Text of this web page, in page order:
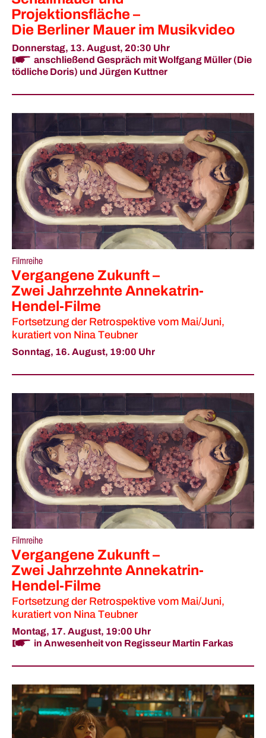
Projektionsfläche –
Die Berliner Mauer im Musikvideo
Donnerstag, 13. August, 20:30 Uhr
anschließend Gespräch mit Wolfgang Müller (Die
tödliche Doris) und Jürgen Kuttner
Filmreihe
Vergangene Zukunft –
Zwei Jahrzehnte Annekatrin-
Hendel-Filme
Fortsetzung der Retrospektive vom Mai/Juni,
kuratiert von Nina Teubner
Sonntag, 16. August, 19:00 Uhr
Filmreihe
Vergangene Zukunft –
Zwei Jahrzehnte Annekatrin-
Hendel-Filme
Fortsetzung der Retrospektive vom Mai/Juni,
kuratiert von Nina Teubner
Montag, 17. August, 19:00 Uhr
in Anwesenheit von Regisseur Martin Farkas